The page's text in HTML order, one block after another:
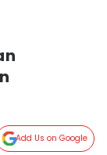
Add Us on Google